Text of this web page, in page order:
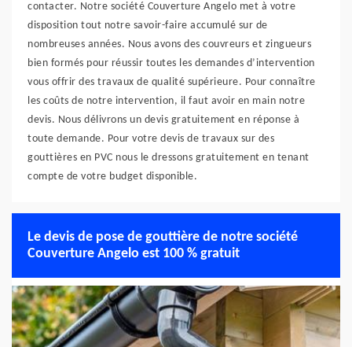
contacter. Notre société Couverture Angelo met à votre
disposition tout notre savoir-faire accumulé sur de
nombreuses années. Nous avons des couvreurs et zingueurs
bien formés pour réussir toutes les demandes d’intervention
vous offrir des travaux de qualité supérieure. Pour connaître
les coûts de notre intervention, il faut avoir en main notre
devis. Nous délivrons un devis gratuitement en réponse à
toute demande. Pour votre devis de travaux sur des
gouttières en PVC nous le dressons gratuitement en tenant
compte de votre budget disponible.
Le devis de pose de gouttière de notre société
Couverture Angelo est 100 % gratuit